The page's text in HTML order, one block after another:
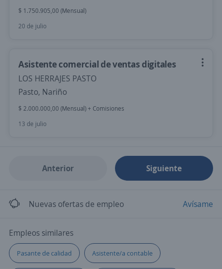
$ 1.750.905,00 (Mensual)
20 de julio
Asistente comercial de ventas digitales
LOS HERRAJES PASTO
Pasto, Nariño
$ 2.000.000,00 (Mensual) + Comisiones
13 de julio
Anterior Siguiente
Nuevas ofertas de empleo Avísame
Empleos similares
Pasante de calidad Asistente/a contable